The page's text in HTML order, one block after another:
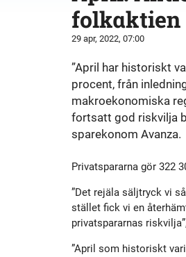
Erbjudande
Historik
Kultur
folkaktien
29 apr, 2022, 07:00
”April har historiskt
procent, från
makroekonomiska
fortsatt god riskvilja
sparekonom Avanza.
Privatspararna gör 322
”Det rejäla säljtryck vi
stället fick vi en
privatspararnas
”April som historiskt